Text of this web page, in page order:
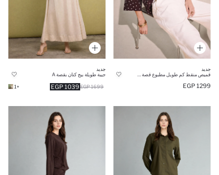
جديد
1299 EGP
جديد
جيبة طويلة بيج كتان بقصة A
1039 EGP 1699 EGP
+1